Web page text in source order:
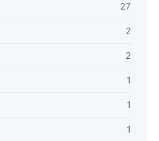
27
2
2
1
1
1